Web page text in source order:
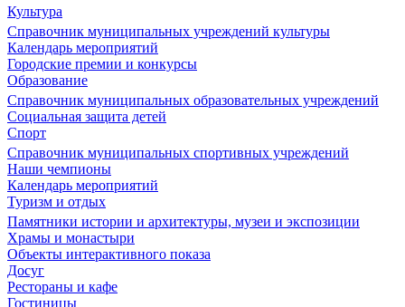
Культура
Справочник муниципальных учреждений культуры
Календарь мероприятий
Городские премии и конкурсы
Образование
Справочник муниципальных образовательных учреждений
Социальная защита детей
Спорт
Справочник муниципальных спортивных учреждений
Наши чемпионы
Календарь мероприятий
Туризм и отдых
Памятники истории и архитектуры, музеи и экспозиции
Храмы и монастыри
Объекты интерактивного показа
Досуг
Рестораны и кафе
Гостиницы